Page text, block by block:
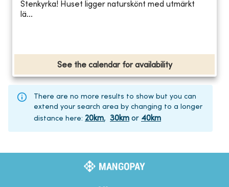
Stenkyrka! Huset ligger naturskönt med utmärkt
lä...
See the calendar for availability
There are no more results to show but you can
extend your search area by changing to a longer
distance here: 20km, 30km or 40km